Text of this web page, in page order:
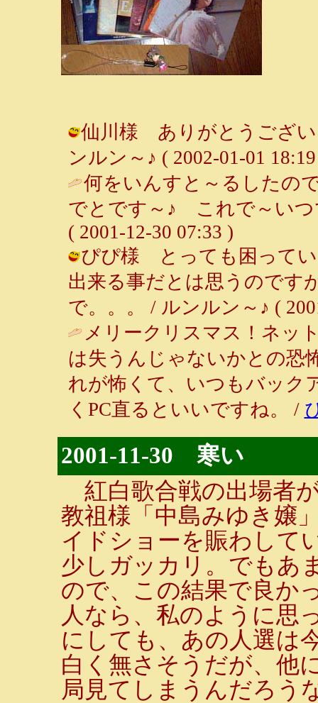
仙川様 ありがとうござい
ンルン～♪ ( 2002-01-01
何をいんすと～るしたの
でとです～♪ これで～い
( 2001-12-30 07:33 )
ぴぴ様 とっても困ってい
出来る事だとは思うのです
で。。。 / ルンルン～♪ (
メリークリスマス！ネッ
は失うんじゃないかとの恐
れが怖くて、いつもバック
くPC直るといいですね。 /
2001-11-30 寒い
紅白歌合戦の出場者
教祖様「中島みゆき嬢
イドショーを賑わして
少しガッカリ。でもあ
ので、この結果で良か
人なら、私のように思
にしても、あの人選は
白く無さそうだが、他
局見てしまうんだろう